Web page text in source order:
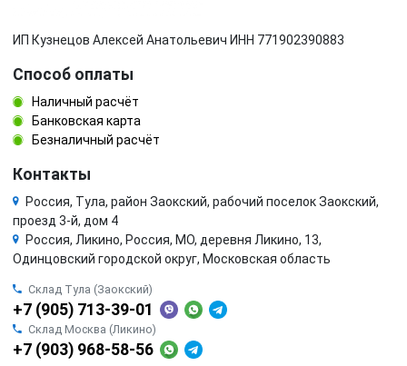
ИП Кузнецов Алексей Анатольевич ИНН 771902390883
Способ оплаты
Наличный расчёт
Банковская карта
Безналичный расчёт
Контакты
Россия, Тула, район Заокский, рабочий поселок Заокский,
проезд 3-й, дом 4
Россия, Ликино, Россия, МО, деревня Ликино, 13,
Одинцовский городской округ, Московская область
Склад Тула (Заокский)
+7 (905) 713-39-01
Склад Москва (Ликино)
+7 (903) 968-58-56